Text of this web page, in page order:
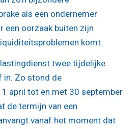
als een ondernemer
een oorzaak buiten zijn
komt.
twee tijdelijke
in. Zo stond de
april tot en met 30 september
de termijn van een
vanaf het moment dat